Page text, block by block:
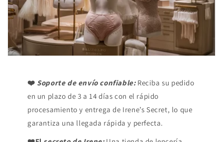
❤️ Soporte de envío confiable: Reciba su pedido
en un plazo de 3 a 14 días con el rápido
procesamiento y entrega de Irene’s Secret, lo que
garantiza una llegada rápida y perfecta.